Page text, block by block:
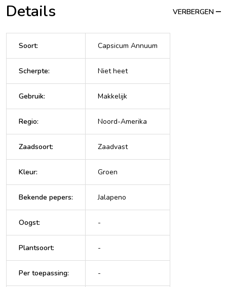
Details VERBERGEN
Soort: Capsicum Annuum
Scherpte: Niet heet
Gebruik: Makkelijk
Regio: Noord-Amerika
Zaadsoort: Zaadvast
Kleur: Groen
Bekende pepers: Jalapeno
Oogst: -
Plantsoort: -
Per toepassing: -